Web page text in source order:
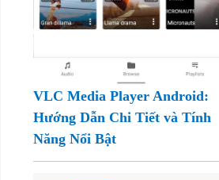
VLC Media Player Android:
Hướng Dẫn Chi Tiết và Tính
Năng Nổi Bật